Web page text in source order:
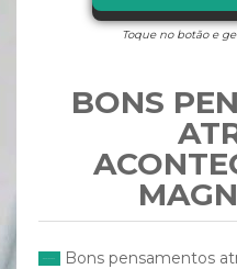
Toque no botão e
BONS
Bons pensamentos